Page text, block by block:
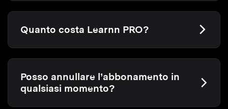
Quanto costa Learnn PRO?
Posso annullare l’abbonamento in
qualsiasi momento?